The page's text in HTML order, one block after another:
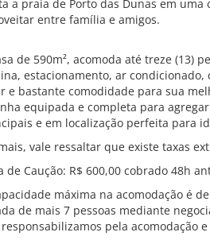
a praia de Porto das Dunas em
entre família e amigos.
de 590m², acomoda até treze (13)
estacionamento, ar
e bastante comodidade para sua
equipada e completa para
e em localização perfeita para
vale ressaltar que existe taxas
de Caução: R$ 600,00 cobrado 48h
máxima na acomodação é
de mais 7 pessoas mediante
pela acomodação